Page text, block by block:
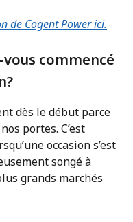
de Cogent Power ici.
commencé
dès le début parce
portes. C’est
occasion s’est
songé à
grands marchés